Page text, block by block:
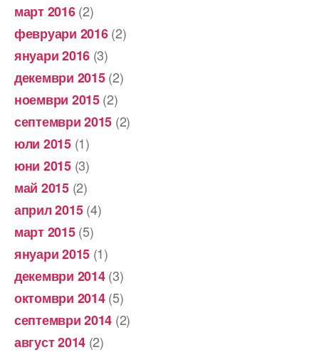
март 2016(2)
февруари 2016(2)
януари 2016 (3)
декември 2015(2)
ноември 2015(2)
септември 2015 (2)
юли 2015(1)
юни 2015(3)
май 2015(2)
април 2015(4)
март 2015(5)
януари 2015 (1)
декември 2014(3)
октомври 2014(5)
септември 2014 (2)
август 2014 (2)